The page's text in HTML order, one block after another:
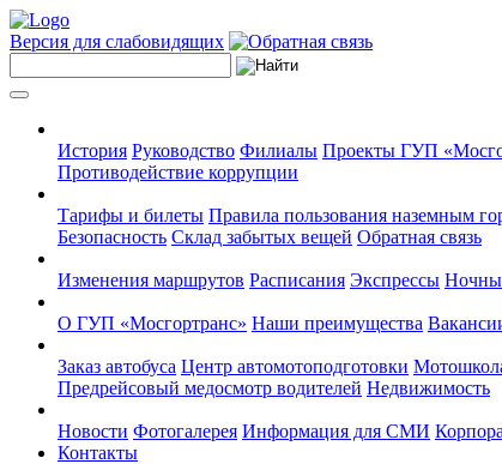
Версия для слабовидящих
История Руководство Филиалы Проекты ГУП
Противодействие коррупции
Тарифы и билеты Правила пользования наземным
Безопасность Склад забытых вещей Обратная связь
Изменения маршрутов Расписания Экспрессы
О ГУП «Мосгортранс» Наши преимущества
Заказ автобуса Центр автомотоподготовки
Предрейсовый медосмотр водителей Недвижимость
Новости Фотогалерея Информация для СМИ
Контакты